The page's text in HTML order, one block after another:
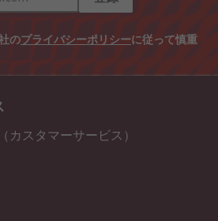
のプライバシーポリシーに従って慎重
カスタマーサービス）